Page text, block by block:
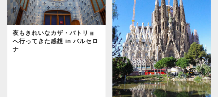
夜もきれいなカザ・バトリョ
へ行ってきた感想 in バルセロ
ナ